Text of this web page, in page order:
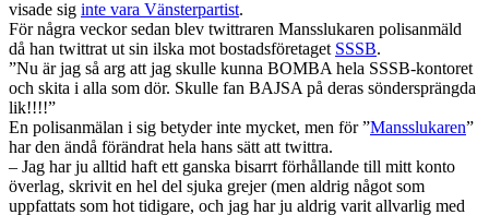
visade sig inte vara Vänsterpartist.
För några veckor sedan blev twittraren Mansslukaren polisanmäld
då han twittrat ut sin ilska mot bostadsföretaget SSSB.
”Nu är jag så arg att jag skulle kunna BOMBA hela SSSB-kontoret
och skita i alla som dör. Skulle fan BAJSA på deras söndersprängda
lik!!!!”
En polisanmälan i sig betyder inte mycket, men för ”Mansslukaren”
har den ändå förändrat hela hans sätt att twittra.
– Jag har ju alltid haft ett ganska bisarrt förhållande till mitt konto
överlag, skrivit en hel del sjuka grejer (men aldrig något som
uppfattats som hot tidigare, och jag har ju aldrig varit allvarlig med